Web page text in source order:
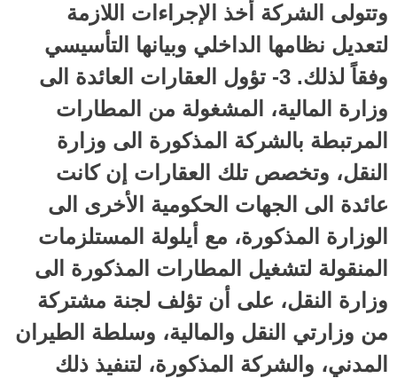
وتتولى الشركة أخذ الإجراءات اللازمة
لتعديل نظامها الداخلي وبيانها التأسيسي
وفقاً لذلك. 3- تؤول العقارات العائدة الى
وزارة المالية، المشغولة من المطارات
المرتبطة بالشركة المذكورة الى وزارة
النقل، وتخصص تلك العقارات إن كانت
عائدة الى الجهات الحكومية الأخرى الى
الوزارة المذكورة، مع أيلولة المستلزمات
المنقولة لتشغيل المطارات المذكورة الى
وزارة النقل، على أن تؤلف لجنة مشتركة
من وزارتي النقل والمالية، وسلطة الطيران
المدني، والشركة المذكورة، لتنفيذ ذلك